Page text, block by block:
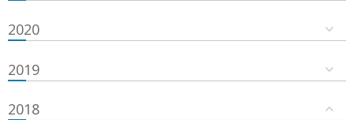
2020
2019
2018